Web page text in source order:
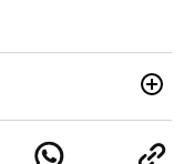
e agenzie di